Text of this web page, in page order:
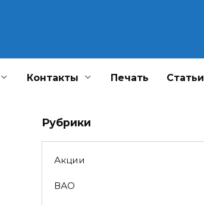
Контакты Печать Статьи
Рубрики
Акции
ВАО